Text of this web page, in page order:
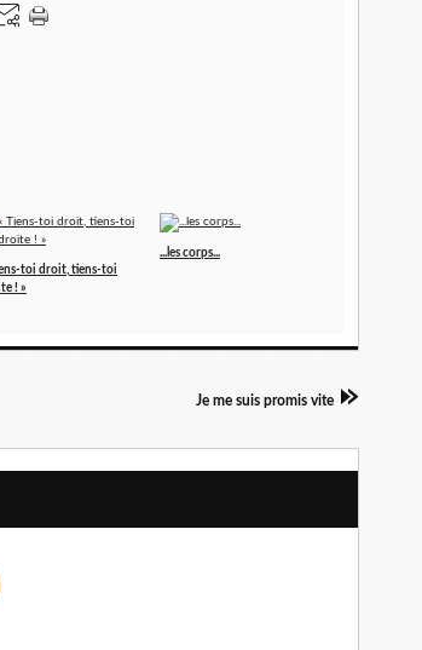
toi droit, tiens-toi
! »
...les corps...
Je me suis promis vite